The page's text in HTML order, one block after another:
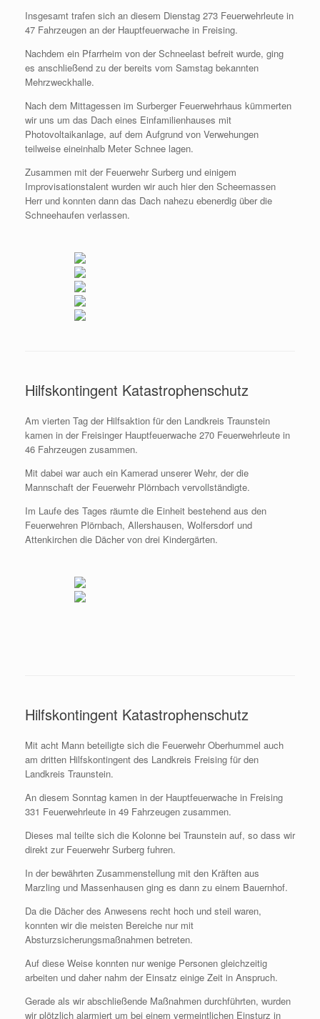
Insgesamt trafen sich an diesem Dienstag 273 Feuerwehrleute in
47 Fahrzeugen an der Hauptfeuerwache in Freising.
Nachdem ein Pfarrheim von der Schneelast befreit wurde, ging
es anschließend zu der bereits vom Samstag bekannten
Mehrzweckhalle.
Nach dem Mittagessen im Surberger Feuerwehrhaus kümmerten
wir uns um das Dach eines Einfamilienhauses mit
Photovoltaikanlage, auf dem Aufgrund von Verwehungen
teilweise eineinhalb Meter Schnee lagen.
Zusammen mit der Feuerwehr Surberg und einigem
Improvisationstalent wurden wir auch hier den Scheemassen
Herr und konnten dann das Dach nahezu ebenerdig über die
Schneehaufen verlassen.
Hilfskontingent Katastrophenschutz
Am vierten Tag der Hilfsaktion für den Landkreis Traunstein
kamen in der Freisinger Hauptfeuerwache 270 Feuerwehrleute in
46 Fahrzeugen zusammen.
Mit dabei war auch ein Kamerad unserer Wehr, der die
Mannschaft der Feuerwehr Plörnbach vervollständigte.
Im Laufe des Tages räumte die Einheit bestehend aus den
Feuerwehren Plörnbach, Allershausen, Wolfersdorf und
Attenkirchen die Dächer von drei Kindergärten.
Hilfskontingent Katastrophenschutz
Mit acht Mann beteiligte sich die Feuerwehr Oberhummel auch
am dritten Hilfskontingent des Landkreis Freising für den
Landkreis Traunstein.
An diesem Sonntag kamen in der Hauptfeuerwache in Freising
331 Feuerwehrleute in 49 Fahrzeugen zusammen.
Dieses mal teilte sich die Kolonne bei Traunstein auf, so dass wir
direkt zur Feuerwehr Surberg fuhren.
In der bewährten Zusammenstellung mit den Kräften aus
Marzling und Massenhausen ging es dann zu einem Bauernhof.
Da die Dächer des Anwesens recht hoch und steil waren,
konnten wir die meisten Bereiche nur mit
Absturzsicherungsmaßnahmen betreten.
Auf diese Weise konnten nur wenige Personen gleichzeitig
arbeiten und daher nahm der Einsatz einige Zeit in Anspruch.
Gerade als wir abschließende Maßnahmen durchführten, wurden
wir plötzlich alarmiert um bei einem vermeintlichen Einsturz in